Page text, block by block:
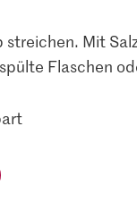
Mit
Flaschen